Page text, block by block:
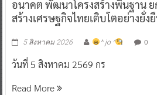
อนาคต พัฒนาโครงสร้างพื้นฐาน
สร้างเศรษฐกิจไทยเติบโตอย่างยั่ง
5 สิงหาคม 2026 ^ jo ^ 0
วันที่ 5 สิงหาคม 2569 กร
Read More